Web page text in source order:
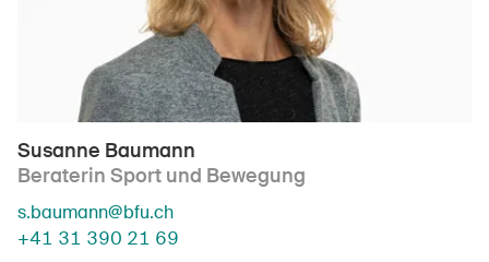
Susanne Baumann
Beraterin Sport und Bewegung
s.baumann@bfu.ch
+41 31 390 21 69